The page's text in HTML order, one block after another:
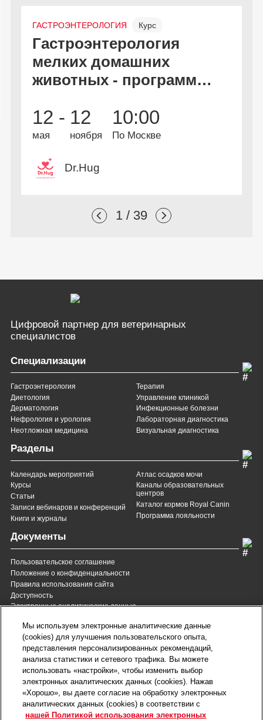
ГАСТРОЭНТЕРОЛОГИЯ Курс
Онлайн и офлайн Бесплатно
Гастроэнтерология
мелких домашних
животных - программа
профессиональной
переподготовки
12 -
мая
12
ноября
10:00
По Москве
Dr.Hug
1 / 39
Цифровой партнер для ветеринарных
специалистов
Специализации
Гастроэнтерология
Диетология
Дерматология
Нефрология и урология
Неотложная медицина
Терапия
Управление клиникой
Инфекционные болезни
Лабораторная диагностика
Визуальная диагностика
Разделы
Календарь мероприятий
Курсы
Статьи
Записи вебинаров и конференций
Книги и журналы
Атлас осадков мочи
Каналы образовательных
центров
Каталог кормов Royal Canin
Программа лояльности
Документы
Пользовательское соглашение
Положение о конфиденциальности
Правила использования сайта
Доступность
Электронные аналитические данные
8 (800) 200-37-35
Служба Заботы для России
звонок бесплатный для
всех регионов России
8 (820) 007-137-35
Служба Заботы для
Республики Беларусь
contact@royalcanin.ru
Карта сайта
Настройки файлов cookie
Мы используем электронные аналитические данные
(cookies) для улучшения пользовательского опыта,
представления персонализированных рекомендаций,
анализа статистики и сетевого трафика. Вы можете
использовать «настройки», чтобы изменить выбор
электронных аналитических данных (cookies). Нажав
«Хорошо», вы даете согласие на обработку электронных
аналитических данных (cookies) в соответствии с
нашей Политикой использования электронных